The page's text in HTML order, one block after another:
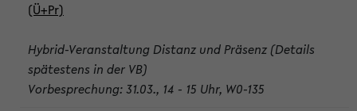
(Ü+Pr)
Hybrid-Veranstaltung Distanz und Präsenz (Details
spätestens in der VB)
Vorbesprechung: 31.03., 14 - 15 Uhr, W0-135